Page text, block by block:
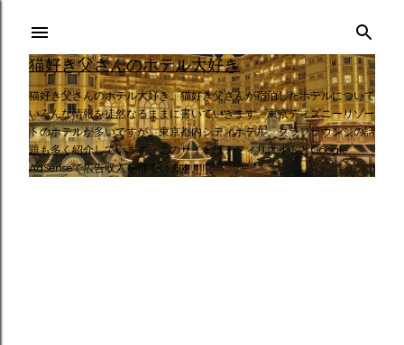
スキップしてメイン コンテンツに移動
猫好き父さんのホテル大好き
猫好き父さんのホテル大好き。猫好き父さんが宿泊したホテルについて
いろんな情報を徒然なるままに書いていきます。東京ディズニーリゾー
トのホテルが多いですが、東京都内シティホテル、クラブラウンジの話
題も多く紹介しています。このサイトはアフィリエイトとGoogle
AdSenseで広告収入を得ています。